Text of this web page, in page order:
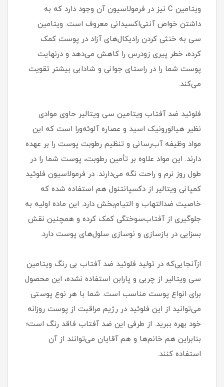
ویتامین C نیز در فرمولاسیون آن وجود دارد که به
داشتن خواص آنتی‌اکسیدانی معروف است. ویتامین
سی به خنثی کردن رادیکال‌های آزاد در پوست کمک
کرده، خطر پیری زودرس را کاهش می‌دهد و درنهایت
پوست شما را در راستای جوانی و شادابی بیشتر تقویت
می‌کند.
فلوئید ضد آفتاب ویتامین سی ویتالیر حاوی موادی
نظیر هیالورونیک اسید و عصاره آلوئه‌ورا است که این
مواد وظیفه آب‌رسانی و تنظیم رطوبت پوست را بر عهده
دارند. این مواد علاوه بر تأمین رطوبت، پوست شما را در
طول روز نرم و راحت نگه می‌دارند. در فرمولاسیون فلوئید
کمپانی ویتالیر از دکسپانتنول هم استفاده شده که
خاصیت ضدالتهاب و التیام‌بخش دارد. این ماده اولیه به
جلوگیری از آفتاب‌سوختگی کمک کرده و همچنین نقش
بسزایی در بازسازی و نوسازی سلول‌های پوست دارد.
ازآنجایی‌که در تولید فلوئید ضد آفتاب بی رنگ ویتامین
سی ویتالیر از چربی و پارابن استفاده نشده، این محصول
برای انواع پوست مناسب است. شما با هر نوع پوستی
می‌توانید از این فلوئید در رژیم مراقبت از پوست روزانه
خود بهره ببرید. از طرفی این ضد آفتاب فاقد رنگ است؛
بنابراین هم خانم‌ها و هم آقایان می‌توانند از آن
استفاده کنند.